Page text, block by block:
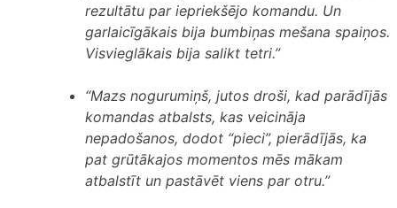
rezultātu par iepriekšējo komandu. Un
garlaicīgākais bija bumbiņas mešana spaiņos.
Visvieglākais bija salikt tetri.”
“Mazs nogurumiņš, jutos droši, kad parādījās
komandas atbalsts, kas veicināja
nepadošanos, dodot “pieci”, pierādījās, ka
pat grūtākajos momentos mēs mākam
atbalstīt un pastāvēt viens par otru.”